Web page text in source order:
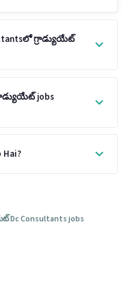
గ్రాడ్యుయేట్
jobs
Hai?
Dc Consultants jobs